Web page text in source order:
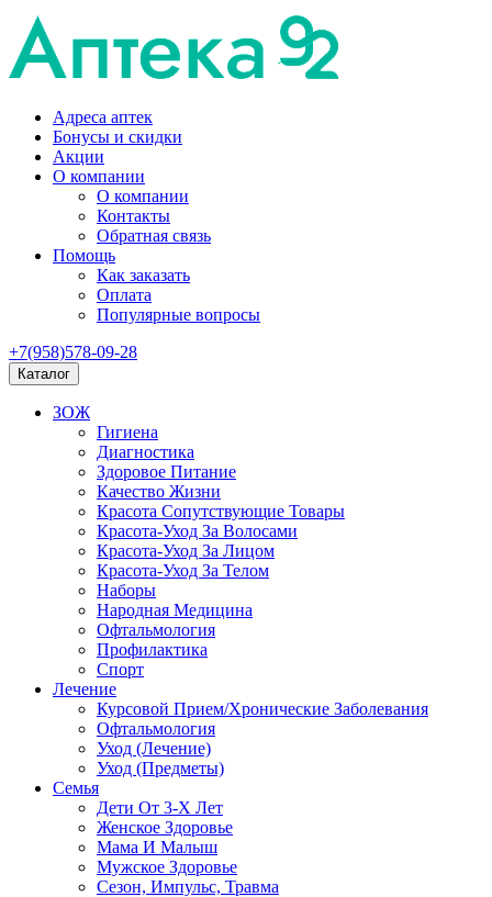
Адреса аптек
Бонусы и скидки
Акции
О компании
О компании
Контакты
Обратная связь
Помощь
Как заказать
Оплата
Популярные вопросы
+7(958)578-09-28
Каталог
ЗОЖ
Гигиена
Диагностика
Здоровое Питание
Качество Жизни
Красота Сопутствующие Товары
Красота-Уход За Волосами
Красота-Уход За Лицом
Красота-Уход За Телом
Наборы
Народная Медицина
Офтальмология
Профилактика
Спорт
Лечение
Курсовой Прием/Хронические Заболевания
Офтальмология
Уход (Лечение)
Уход (Предметы)
Семья
Дети От 3-Х Лет
Женское Здоровье
Мама И Малыш
Мужское Здоровье
Сезон, Импульс, Травма